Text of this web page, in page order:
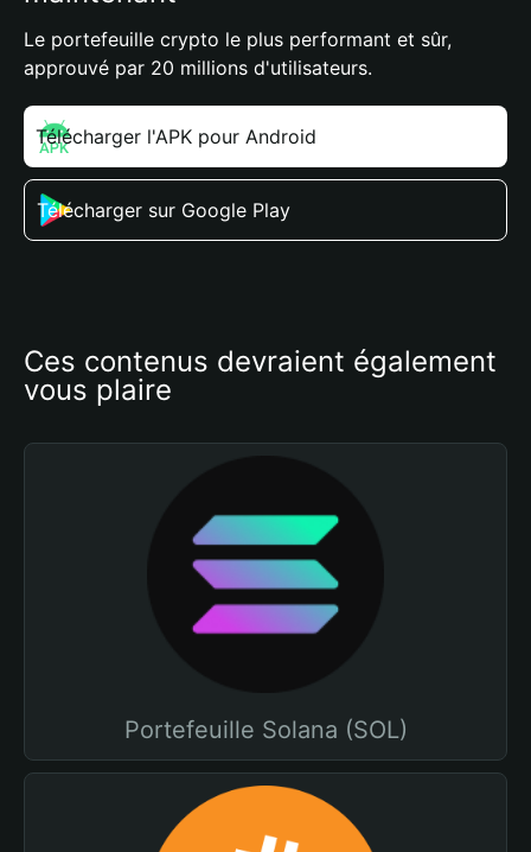
Le portefeuille crypto le plus performant et sûr,
approuvé par 20 millions d'utilisateurs.
Télécharger l'APK pour Android
Télécharger sur Google Play
Ces contenus devraient également
vous plaire
Portefeuille Solana (SOL)